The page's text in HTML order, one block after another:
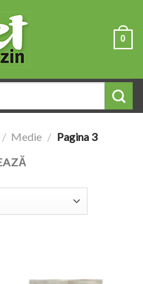
0
/ Medie / Pagina 3